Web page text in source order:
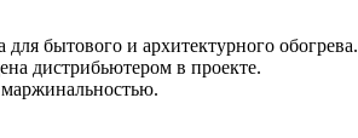
бытового и архитектурного обогрева.
дистрибьютером в проекте.